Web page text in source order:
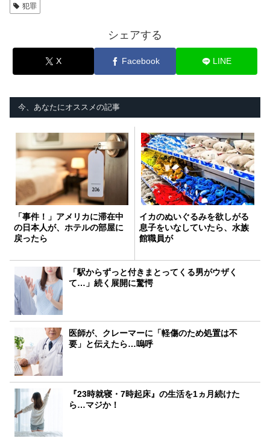
犯罪
シェアする
X Facebook LINE
今、あなたにオススメの記事
「事件！」アメリカに滞在中
の日本人が、ホテルの部屋に
戻ったら
イカのぬいぐるみを欲しがる
息子をいなしていたら、水族
館職員が
「駅からずっと付きまとってくる男がウザく
て…」続く展開に驚愕
医師が、クレーマーに「軽傷のため処置は不
要」と伝えたら…嗚呼
『23時就寝・7時起床』の生活を1ヵ月続けた
ら…マジか！